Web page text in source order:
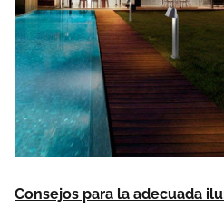
Consejos para la adecuada